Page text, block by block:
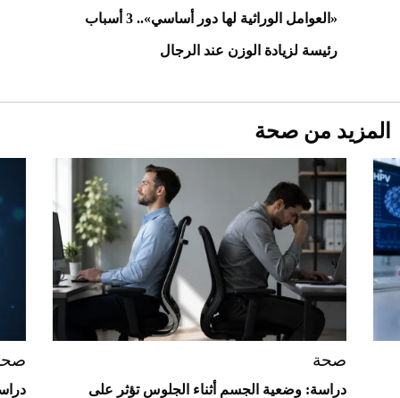
Aston Martin Valiant: على هوى الأبطال
«العوامل الوراثية لها دور أساسي».. 3 أسباب
رئيسة لزيادة الوزن عند الرجال
المزيد من صحة
صحة
دراسة: وضعية الجسم أثناء الجلوس تؤثر على